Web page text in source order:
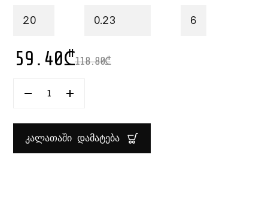
20 0.23 6
118.80₾
59.40₾
ᲠᲐᲝᲓᲔᲜᲝᲑᲐ:
230
1X6
RCR
ᲙᲐᲚᲐᲗᲐᲨᲘ ᲓᲐᲛᲐᲢᲔᲑᲐ